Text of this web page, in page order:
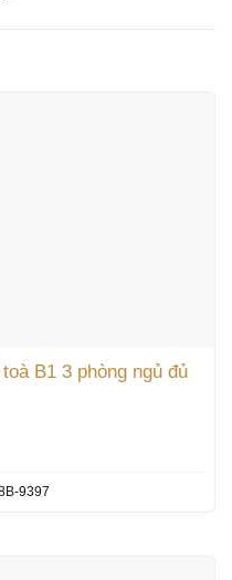
B1 3 phòng ngủ đủ
9397